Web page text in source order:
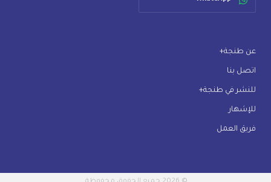
عن طنجة+
اتصل بنا
للنشر في طنجة+
للإشهار
فريق العمل